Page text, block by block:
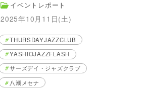
イベントレポート
2025年10月11日(土)
THURSDAYJAZZCLUB
YASHIOJAZZFLASH
サーズデイ・ジャズクラブ
八潮メセナ